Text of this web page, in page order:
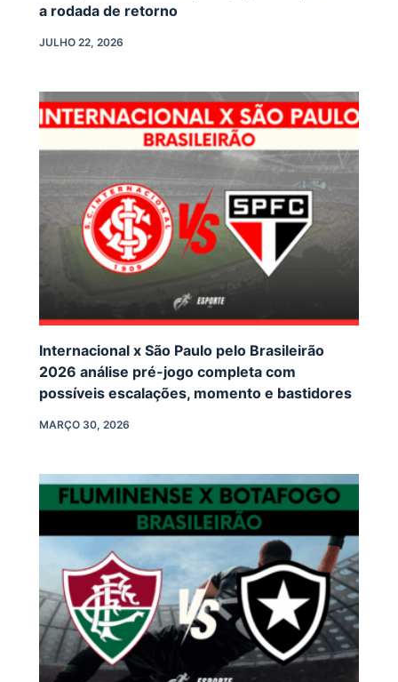
a rodada de retorno
JULHO 22, 2026
Internacional x São Paulo pelo Brasileirão
2026 análise pré-jogo completa com
possíveis escalações, momento e bastidores
MARÇO 30, 2026